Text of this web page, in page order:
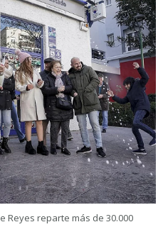
Reyes reparte más de 30.000